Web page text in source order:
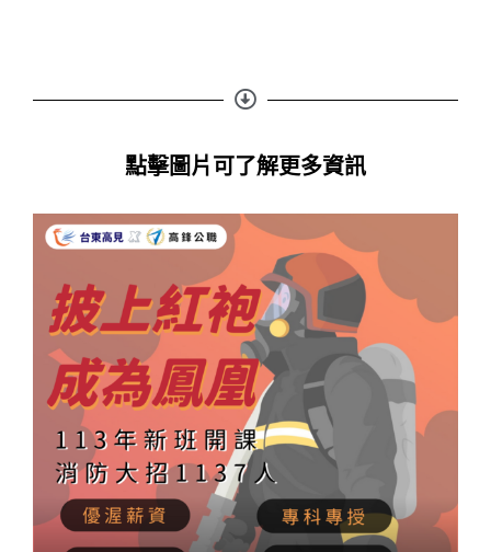
點擊圖片可了解更多資訊